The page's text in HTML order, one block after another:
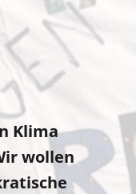
Klima
wollen